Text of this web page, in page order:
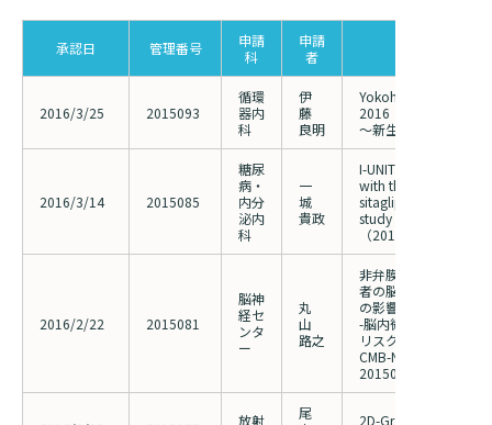
院長あいさつ
幹部紹介
理念・方針・
患者さんの権利
倫理に関する事
情報公開
厚生労働大臣が定める掲示事項
数字で見る東部病院のいま
外来について
初診の方へ
再診の方へ
セカンドオピニオンのご案内
診療科・センター・部門
医療機関・医療者の方へトップ
医療連携センターについて
患者さんのご紹介方法
医療連携センター長ごあいさつ
医療連携センターのご案内
お知らせ
病院ボランティア募集
承認日 管理番号
申請
科
申請
者
2016/3/25 2015093
循環
器内
科
伊
藤
良明
Yokohama Live
2016
～新生、東部ライブ
2016/3/14 2015085
糖尿
病・
内分
泌内
科
一
城
貴政
I-UNITE Study Insulin
with the DPPP-4
sitagliptin for
study
（2014024）の責任
2016/2/22 2015081
脳神
経セ
ンタ
ー
丸
山
路之
非弁膜症性心房細動
者の脳内微小出血に
の影響に関するPilot
-脳内微小出血を指標
リスクの検索的評価
CMB-NOW)
2015004の変更（期
放射
尾
2D-Gradient Echo 法